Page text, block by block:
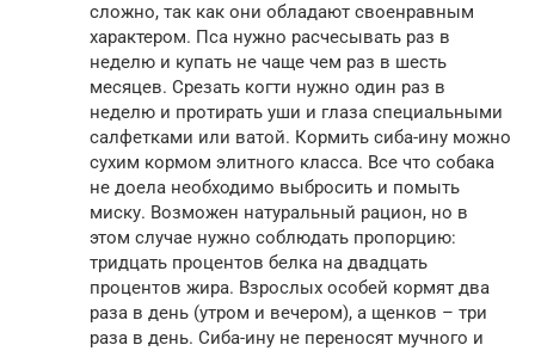
сложно, так как они обладают своенравным
характером. Пса нужно расчесывать раз в
неделю и купать не чаще чем раз в шесть
месяцев. Срезать когти нужно один раз в
неделю и протирать уши и глаза специальными
салфетками или ватой. Кормить сиба-ину можно
сухим кормом элитного класса. Все что собака
не доела необходимо выбросить и помыть
миску. Возможен натуральный рацион, но в
этом случае нужно соблюдать пропорцию:
тридцать процентов белка на двадцать
процентов жира. Взрослых особей кормят два
раза в день (утром и вечером), а щенков – три
раза в день. Сиба-ину не переносят мучного и